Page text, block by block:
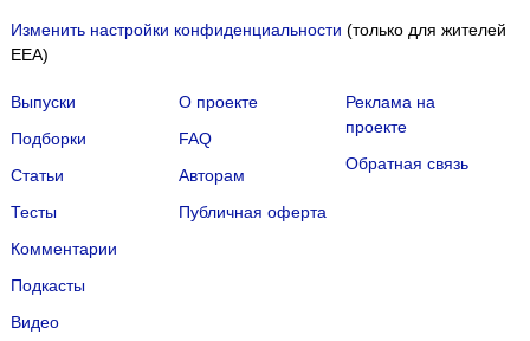
Изменить настройки конфиденциальности (только для жителей
EEA)
Выпуски
Подборки
Статьи
Тесты
Комментарии
Подкасты
Видео
О проекте
FAQ
Авторам
Публичная оферта
Реклама на
проекте
Обратная связь